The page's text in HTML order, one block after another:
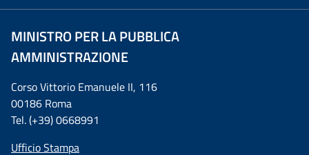
MINISTRO PER LA PUBBLICA
AMMINISTRAZIONE
Corso Vittorio Emanuele II, 116
00186 Roma
Tel. (+39) 0668991
Ufficio Stampa